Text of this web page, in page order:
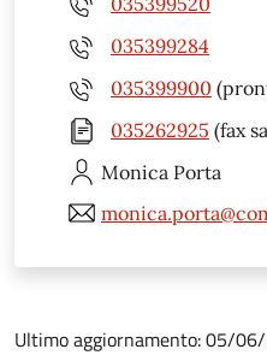
035399284
035399900
035262925 (fax
Monica Porta
Ultimo aggiornamento: 05/